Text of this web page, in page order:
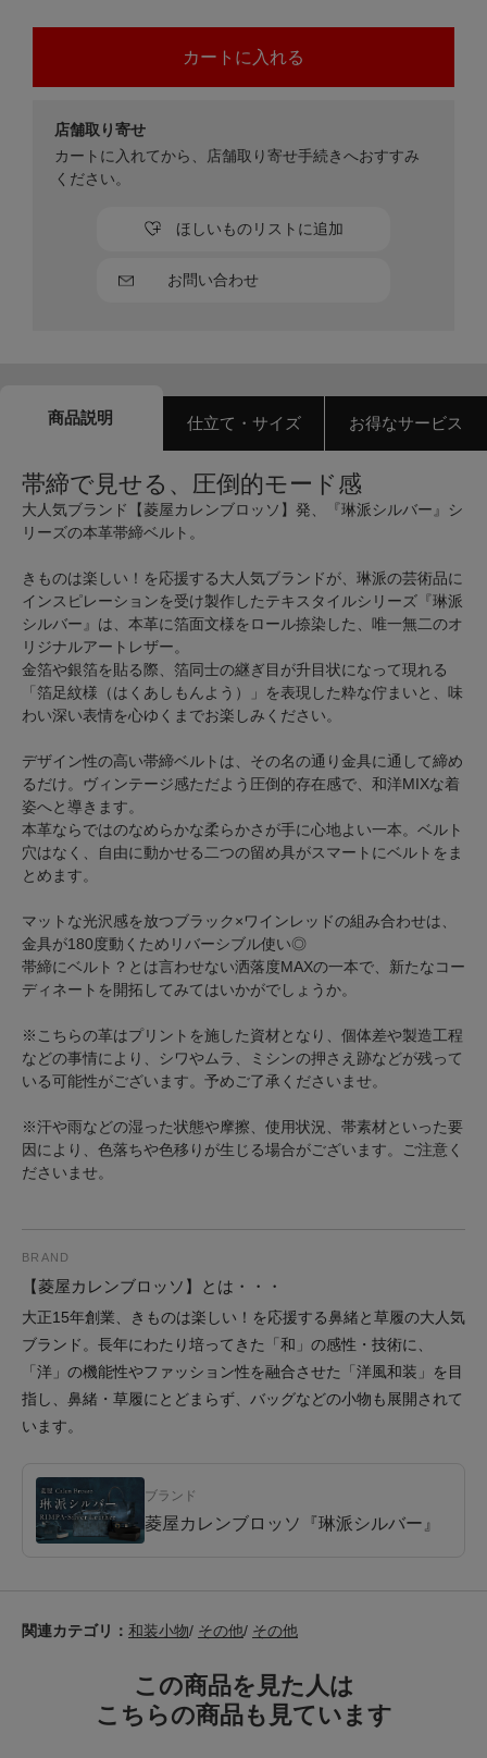
お問い合わせ
ほしいものリストに追加
店舗取り寄せ
カートに入れてから、店舗取り寄せ手続きへおすすみ
ください。
商品説明 仕立て・サイズ お得なサービス
帯締で見せる、圧倒的モード感
大人気ブランド【菱屋カレンブロッソ】発、『琳派シルバー』シ
リーズの本革帯締ベルト。
きものは楽しい！を応援する大人気ブランドが、琳派の芸術品に
インスピレーションを受け製作したテキスタイルシリーズ『琳派
シルバー』は、本革に箔面文様をロール捺染した、唯一無二のオ
リジナルアートレザー。
金箔や銀箔を貼る際、箔同士の継ぎ目が升目状になって現れる
「箔足紋様（はくあしもんよう）」を表現した粋な佇まいと、味
わい深い表情を心ゆくまでお楽しみください。
デザイン性の高い帯締ベルトは、その名の通り金具に通して締め
るだけ。ヴィンテージ感ただよう圧倒的存在感で、和洋MIXな着
姿へと導きます。
本革ならではのなめらかな柔らかさが手に心地よい一本。ベルト
穴はなく、自由に動かせる二つの留め具がスマートにベルトをま
とめます。
マットな光沢感を放つブラック×ワインレッドの組み合わせは、
金具が180度動くためリバーシブル使い◎
帯締にベルト？とは言わせない洒落度MAXの一本で、新たなコー
ディネートを開拓してみてはいかがでしょうか。
※こちらの革はプリントを施した資材となり、個体差や製造工程
などの事情により、シワやムラ、ミシンの押さえ跡などが残って
いる可能性がございます。予めご了承くださいませ。
※汗や雨などの湿った状態や摩擦、使用状況、帯素材といった要
因により、色落ちや色移りが生じる場合がございます。ご注意く
ださいませ。
BRAND
【菱屋カレンブロッソ】とは・・・
大正15年創業、きものは楽しい！を応援する鼻緒と草履の大人気
ブランド。長年にわたり培ってきた「和」の感性・技術に、
「洋」の機能性やファッション性を融合させた「洋風和装」を目
指し、鼻緒・草履にとどまらず、バッグなどの小物も展開されて
います。
ブランド
菱屋カレンブロッソ『琳派シルバー』
関連カテゴリ： 和装小物/ その他/ その他
この商品を見た人は
こちらの商品も見ています